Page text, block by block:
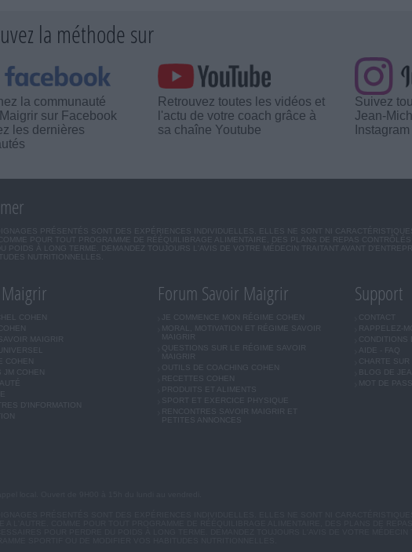
la méthode sur
la communauté
sur Facebook
les dernières
Retrouvez toutes les vidéos et
l'actu de votre coach grâce à
sa chaîne Youtube
Suivez
Jean-
Instagram
PRÉSENTÉS SONT DES EXPÉRIENCES INDIVIDUELLES. ELLES NE SONT NI
POUR TOUT PROGRAMME DE RÉÉQUILIBRAGE ALIMENTAIRE, DES PLANS DE REPAS
POIDS À LONG TERME. DEMANDEZ TOUJOURS L'AVIS DE VOTRE MÉDECIN TRAITANT AVANT
NUTRITIONNELLES.
COHEN
MAIGRIR
JM COHEN
D'INFORMATION
Forum Savoir Maigrir
JE COMMENCE MON RÉGIME COHEN
MORAL, MOTIVATION ET RÉGIME SAVOIR
MAIGRIR
QUESTIONS SUR LE RÉGIME SAVOIR
MAIGRIR
OUTILS DE COACHING COHEN
RECETTES COHEN
PRODUITS ET ALIMENTS
SPORT ET EXERCICE PHYSIQUE
RENCONTRES SAVOIR MAIGRIR ET
PETITES ANNONCES
Support
CONTACT
RAPPELEZ-
CONDITIONS
AIDE - FAQ
CHARTE
BLOG DE
MOT DE